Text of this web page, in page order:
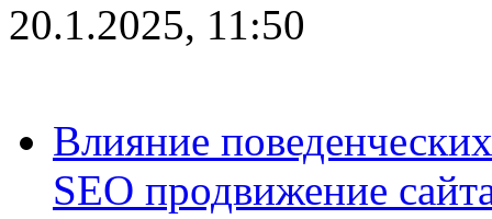
20.1.2025, 11:50
Влияние
SEO продвижение